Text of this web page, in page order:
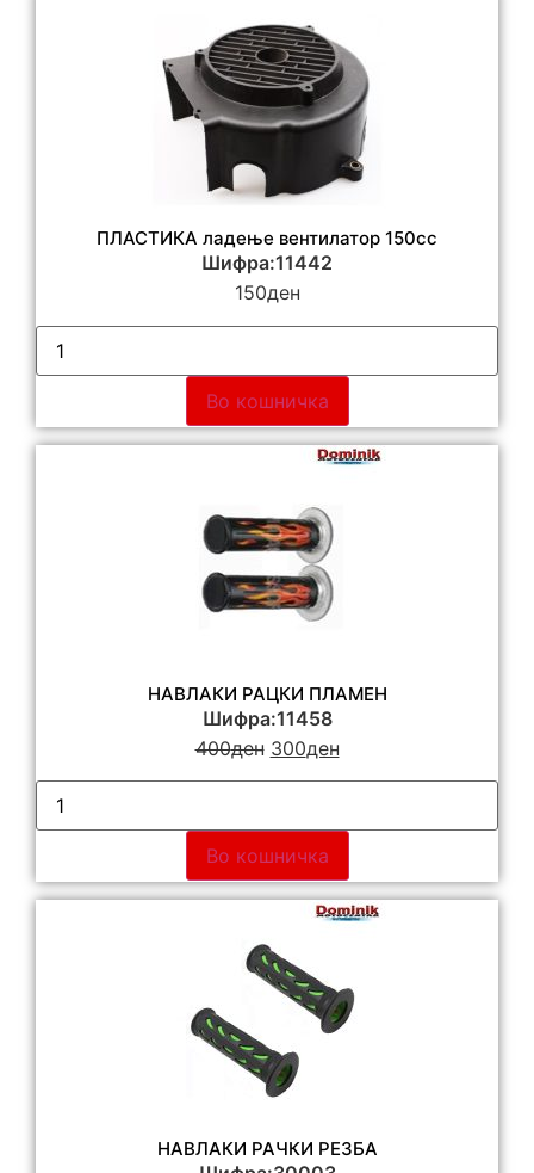
ПЛАСТИКА ладење вентилатор 150сс
Шифра:11442
150ден
Во кошничка
НАВЛАКИ РАЦКИ ПЛАМЕН
Шифра:11458
400ден 300ден
Во кошничка
НАВЛАКИ РАЧКИ РЕЗБА